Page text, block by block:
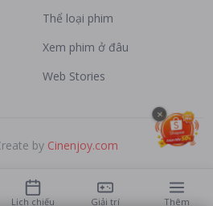
Thể loại phim
Xem phim ở đâu
Web Stories
by Cinenjoy.com
Lịch chiếu Giải trí Thêm
×